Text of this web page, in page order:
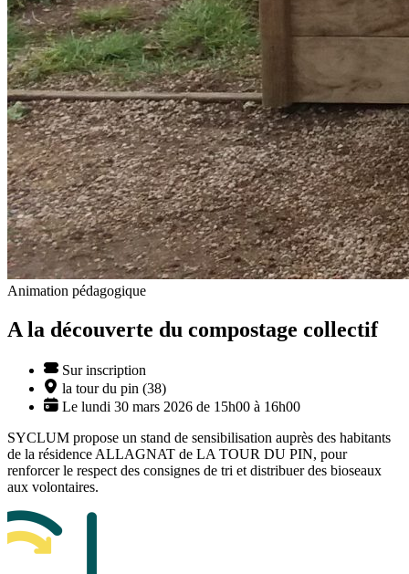
Animation pédagogique
A la découverte du compostage collectif
Sur inscription
la tour du pin (38)
Le lundi 30 mars 2026 de 15h00 à 16h00
SYCLUM propose un stand de sensibilisation auprès des habitants
de la résidence ALLAGNAT de LA TOUR DU PIN, pour
renforcer le respect des consignes de tri et distribuer des bioseaux
aux volontaires.